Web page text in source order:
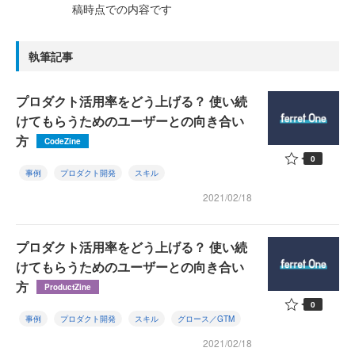
稿時点での内容です
執筆記事
プロダクト活用率をどう上げる？ 使い続
けてもらうためのユーザーとの向き合い
方
CodeZine
事例 プロダクト開発 スキル
2021/02/18
0
プロダクト活用率をどう上げる？ 使い続
けてもらうためのユーザーとの向き合い
方
ProductZine
事例 プロダクト開発 スキル グロース／GTM
2021/02/18
0